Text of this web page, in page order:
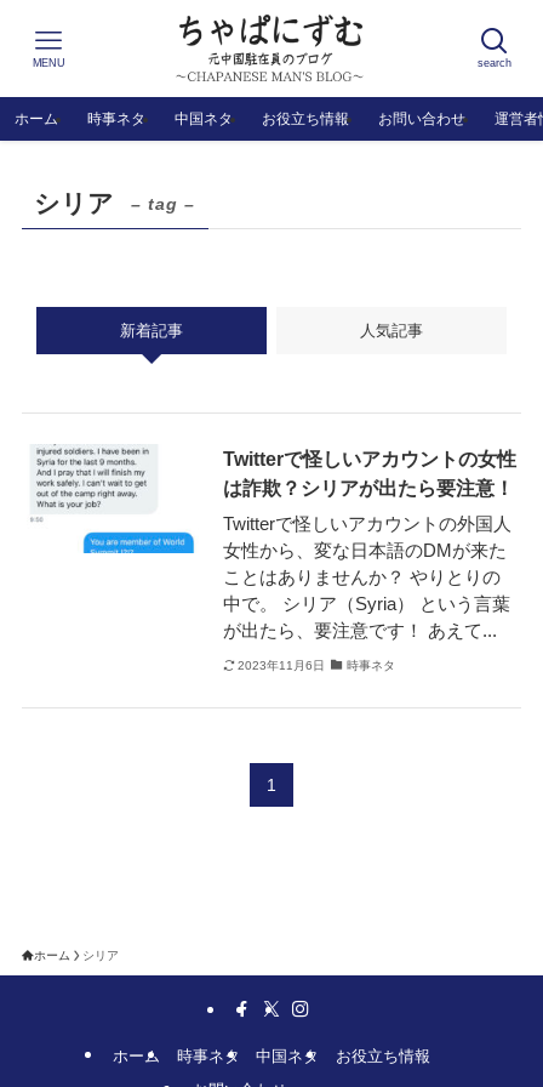
search
MENU
ホーム 時事ネタ 中国ネタ お役立ち情報 お問い合わせ 運営者
シリア – tag –
新着記事 人気記事
Twitterで怪しいアカウントの女性
は詐欺？シリアが出たら要注意！
Twitterで怪しいアカウントの外国人
女性から、変な日本語のDMが来た
ことはありませんか？ やりとりの
中で。 シリア（Syria） という言葉
が出たら、要注意です！ あえて...
2023年11月6日 時事ネタ
1
ホーム シリア
ホーム 時事ネタ 中国ネタ
お役立ち情報